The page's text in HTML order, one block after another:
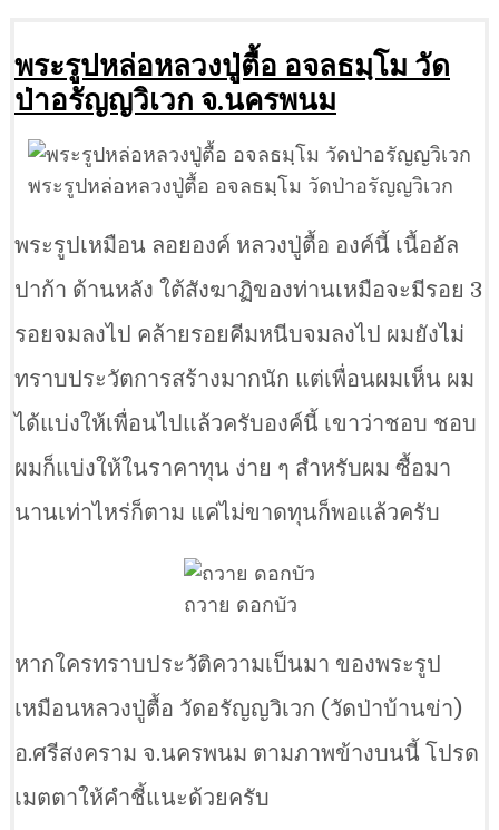
พระรูปหล่อหลวงปู่ตื้อ อจลธมฺโม วัด
ป่าอรัญญวิเวก จ.นครพนม
พระรูปหล่อหลวงปู่ตื้อ อจลธมฺโม วัดป่าอรัญญวิเวก
พระรูปเหมือน ลอยองค์ หลวงปู่ตื้อ องค์นี้ เนื้ออัล
ปาก้า ด้านหลัง ใต้สังฆาฏิของท่านเหมือจะมีรอย 3
รอยจมลงไป คล้ายรอยคีมหนีบจมลงไป ผมยังไม่
ทราบประวัตการสร้างมากนัก แต่เพื่อนผมเห็น ผม
ได้แบ่งให้เพื่อนไปแล้วครับองค์นี้ เขาว่าชอบ ชอบ
ผมก็แบ่งให้ในราคาทุน ง่าย ๆ สำหรับผม ซื้อมา
นานเท่าไหร่ก็ตาม แค่ไม่ขาดทุนก็พอแล้วครับ
ถวาย ดอกบัว
หากใครทราบประวัติความเป็นมา ของพระรูป
เหมือนหลวงปู่ตื้อ วัดอรัญญวิเวก (วัดป่าบ้านข่า)
อ.ศรีสงคราม จ.นครพนม ตามภาพข้างบนนี้ โปรด
เมตตาให้คำชี้แนะด้วยครับ